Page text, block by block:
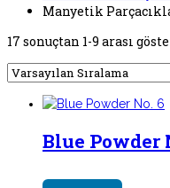
Manyetik
17 sonuçtan 1-9 arası
Blue Powder